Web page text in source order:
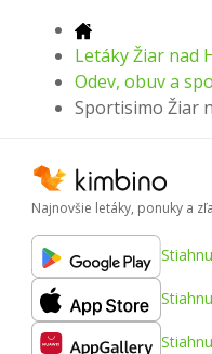
Letáky Žiar nad
Odev, obuv a
Sportisimo Žiar
Najnovšie letáky, ponuky a